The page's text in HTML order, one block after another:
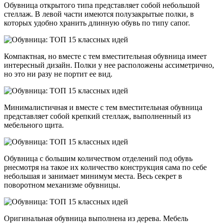
Обувница открытого типа представляет собой небольшой
стеллаж. В левой части имеются полузакрытые полки, в
которых удобно хранить длинную обувь по типу сапог.
Компактная, но вместе с тем вместительная обувница имеет
интересный дизайн. Полки у нее расположены ассиметрично,
но это ни разу не портит ее вид.
Минималистичная и вместе с тем вместительная обувница
представляет собой крепкий стеллаж, выполненный из
мебельного щита.
Обувница с большим количеством отделений под обувь
рнесмотря на такое их количество конструкция сама по себе
небольшая и занимает минимум места. Весь секрет в
поворотном механизме обувницы.
Оригинальная обувница выполнена из дерева. Мебель